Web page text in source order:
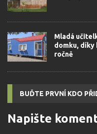
Mladá
domku, díky
ročně
BUĎTE PRVNÍ KDO
Napište